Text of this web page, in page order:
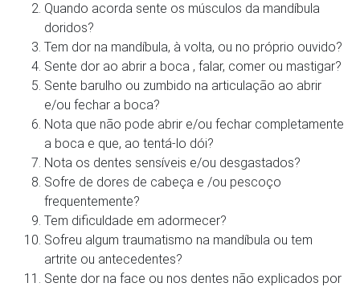
Quando acorda sente os músculos da mandíbula
doridos?
Tem dor na mandíbula, à volta, ou no próprio ouvido?
Sente dor ao abrir a boca , falar, comer ou mastigar?
Sente barulho ou zumbido na articulação ao abrir
e/ou fechar a boca?
Nota que não pode abrir e/ou fechar completamente
a boca e que, ao tentá-lo dói?
Nota os dentes sensíveis e/ou desgastados?
Sofre de dores de cabeça e /ou pescoço
frequentemente?
Tem dificuldade em adormecer?
Sofreu algum traumatismo na mandíbula ou tem
artrite ou antecedentes?
Sente dor na face ou nos dentes não explicados por